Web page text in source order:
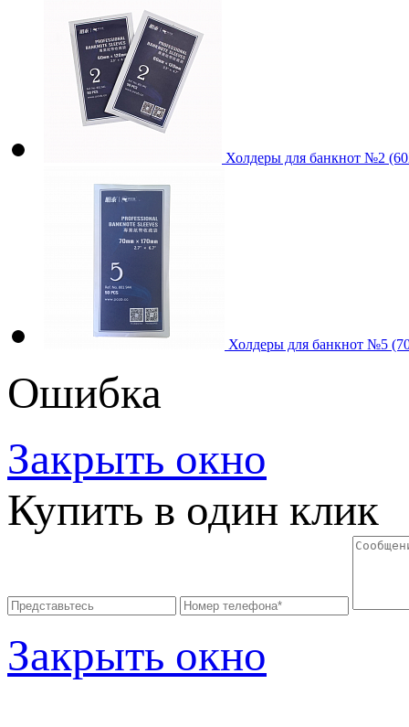
Холдеры для банкнот №2
Холдеры для банкнот №5
Ошибка
Закрыть окно
Купить в один клик
Закрыть окно